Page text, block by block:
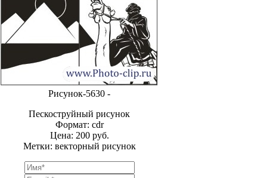
Рисунок-5630 -
Пескоструйный рисунок
Формат: cdr
Цена: 200 руб.
Метки: векторный рисунок